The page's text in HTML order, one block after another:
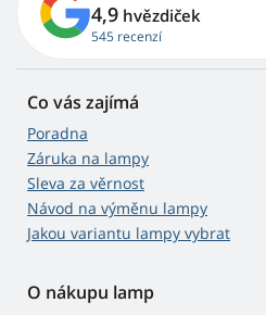
4,9 hvězdiček
545 recenzí
Co vás zajímá
Poradna
Záruka na lampy
Sleva za věrnost
Návod na výměnu lampy
Jakou variantu lampy vybrat
O nákupu lamp